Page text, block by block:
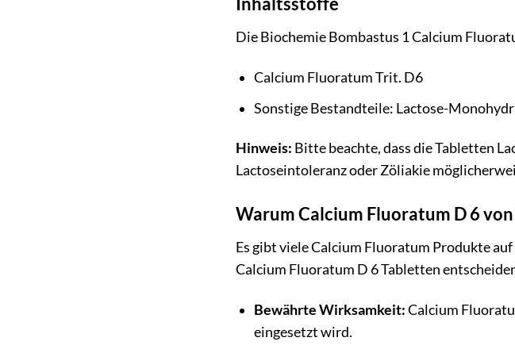
Die Biochemie Bombastus 1 Calcium
Calcium Fluoratum Trit. D6
Sonstige Bestandteile: Lactose-
Hinweis: Bitte beachte, dass die Tabletten
Lactoseintoleranz oder Zöliakie
Warum Calcium Fluoratum D 6
Es gibt viele Calcium Fluoratum Produkte
Calcium Fluoratum D 6 Tabletten
Bewährte Wirksamkeit:Calcium
eingesetzt wird.